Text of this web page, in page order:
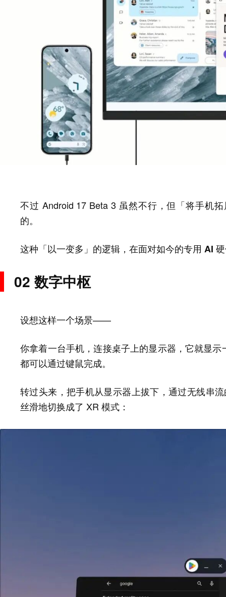
不过 Android 17 Beta 3 虽然不行，但「将手机
的。
这种「以一变多」的逻辑，在面对如今的专用 AI
02 数字中枢
设想这样一个场景——
你拿着一台手机，连接桌子上的显示器，它就显
都可以通过键鼠完成。
转过头来，把手机从显示器上拔下，通过无线串
丝滑地切换成了 XR 模式：